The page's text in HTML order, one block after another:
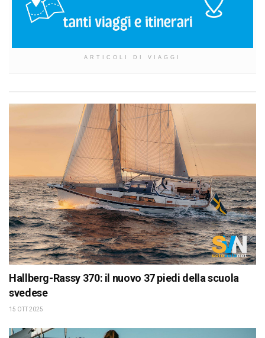
ARTICOLI DI VIAGGI
Hallberg-Rassy 370: il nuovo 37 piedi della scuola
svedese
15 OTT 2025